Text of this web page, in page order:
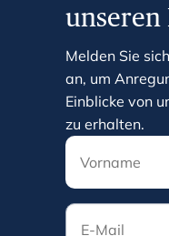
unseren
Melden Sie
an, um
Einblicke von
zu erhalten.
E-Mail